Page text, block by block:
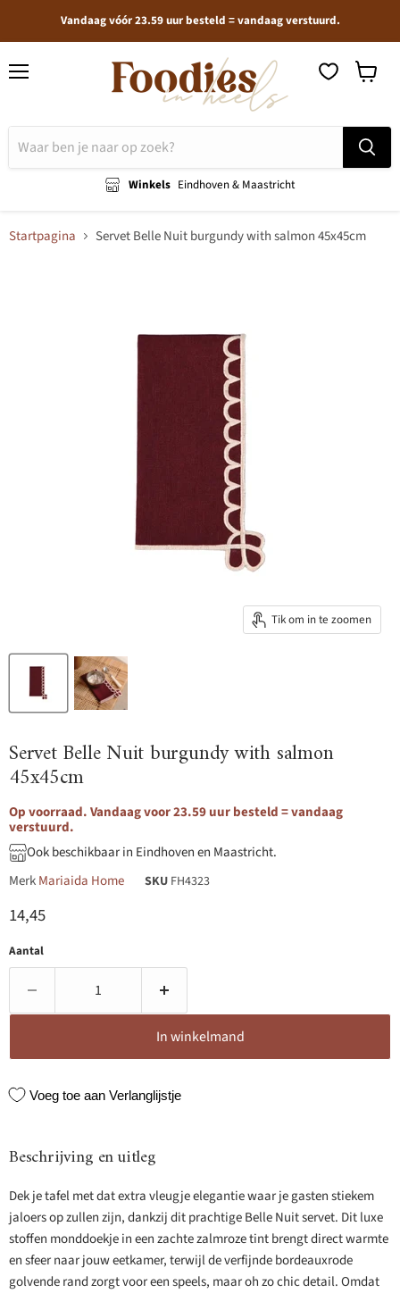
Vandaag vóór 23.59 uur besteld = vandaag verstuurd.
Winkels Eindhoven & Maastricht
Startpagina Servet Belle Nuit burgundy with salmon 45x45cm
Tik om in te zoomen
Servet Belle Nuit burgundy with salmon
45x45cm
Op voorraad. Vandaag voor 23.59 uur besteld = vandaag
verstuurd.
Ook beschikbaar in Eindhoven en Maastricht.
MerkMariaida Home SKU FH4323
Huidige prijs
14,45
Aantal
In winkelmand
Voeg toe aan Verlanglijstje
Beschrijving en uitleg
Dek je tafel met dat extra vleugje elegantie waar je gasten stiekem
jaloers op zullen zijn, dankzij dit prachtige Belle Nuit servet. Dit luxe
stoffen monddoekje in een zachte zalmroze tint brengt direct warmte
en sfeer naar jouw eetkamer, terwijl de verfijnde bordeauxrode
golvende rand zorgt voor een speels, maar oh zo chic detail. Omdat